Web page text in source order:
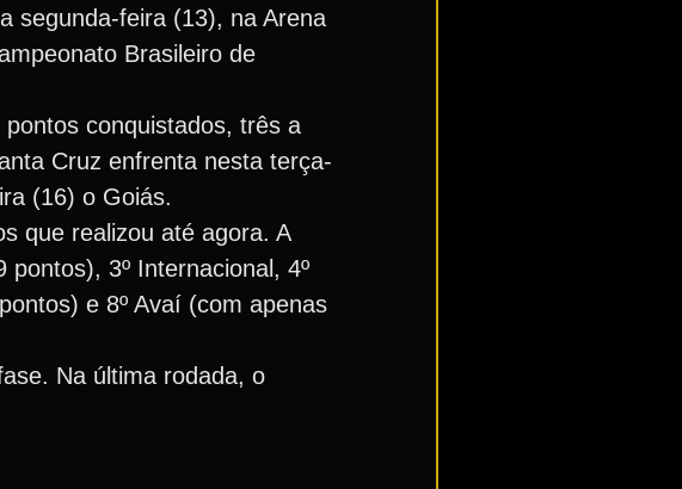
segunda-feira (13), na Arena
Brasileiro de
conquistados, três a
Cruz enfrenta nesta terça-
(16) o Goiás.
que realizou até agora. A
3º Internacional, 4º
e 8º Avaí (com apenas
Na última rodada, o